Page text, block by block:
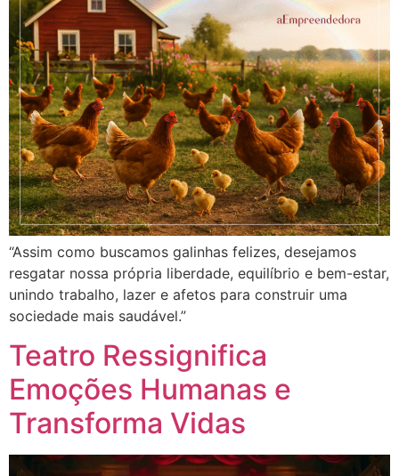
“Assim como buscamos galinhas felizes, desejamos
resgatar nossa própria liberdade, equilíbrio e bem-estar,
unindo trabalho, lazer e afetos para construir uma
sociedade mais saudável.”
Teatro Ressignifica
Emoções Humanas e
Transforma Vidas